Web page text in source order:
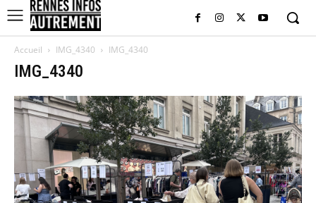
Accueil IMG_4340 IMG_4340
IMG_4340